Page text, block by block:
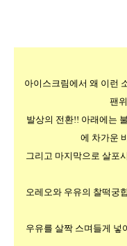
아이스크림에서 왜 이런
팬
에 차가운
그리고 마지막으로 살포
오레오와 우유의 찰떡궁
우유를 살짝 스며들게 넣